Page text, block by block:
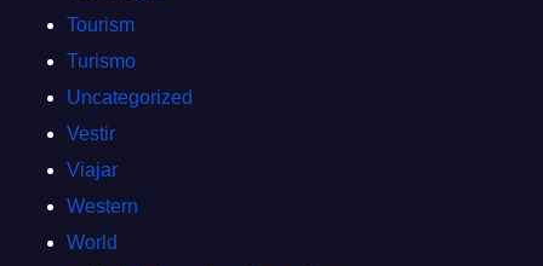
Tourism
Turismo
Uncategorized
Vestir
Viajar
Western
World